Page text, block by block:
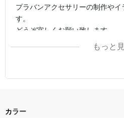
プラバンアクセサリーの制作や
す。
どうぞ宜しくお願い致します。
ホームページ https://lit.link/
※掲載画像の無断転載、複製、デ
もっと
カラー